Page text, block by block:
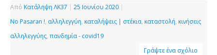
Από Κατάληψη ΛΚ37 | 25 Ιουνίου 2020 |
No Pasaran !, αλληλεγγύη, καταλήψεις | στέκια, καταστολή, κινήσεις
αλληλεγγύης,πανδημία - covid19
Γράψτε ένα σχόλιο